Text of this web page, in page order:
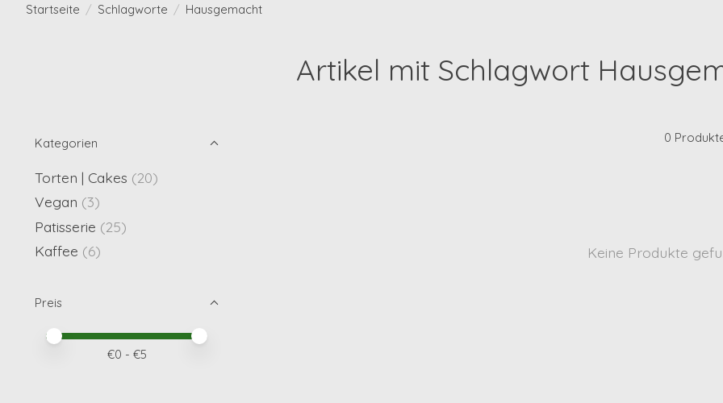
Startseite / Schlagworte / Hausgemacht
Artikel mit Schlagwort
Kategorien
Torten | Cakes (20)
Vegan (3)
Patisserie (25)
Kaffee (6)
Preis
Preis – Mindestwert
Price maximum value
€0 - €5
0
Keine Produkte